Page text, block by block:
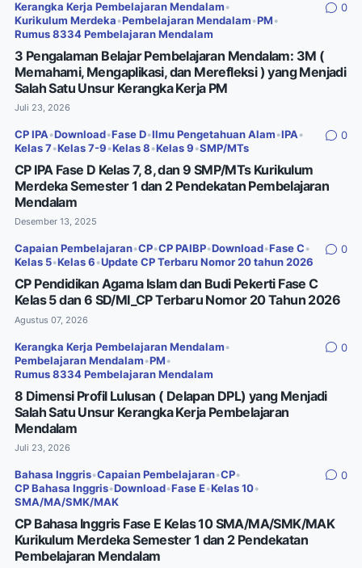
Kerangka Kerja Pembelajaran Mendalam •
Kurikulum Merdeka •Pembelajaran Mendalam •PM •
Rumus 8334 Pembelajaran Mendalam
0
3 Pengalaman Belajar Pembelajaran Mendalam: 3M (
Memahami, Mengaplikasi, dan Merefleksi ) yang Menjadi
Salah Satu Unsur Kerangka Kerja PM
Juli 23, 2026
CP IPA•Download•Fase D•Ilmu Pengetahuan Alam •IPA•
Kelas 7•Kelas 7-9 •Kelas 8 •Kelas 9 •SMP/MTs
0
CP IPA Fase D Kelas 7, 8, dan 9 SMP/MTs Kurikulum
Merdeka Semester 1 dan 2 Pendekatan Pembelajaran
Mendalam
Desember 13, 2025
Capaian Pembelajaran•CP•CP PAIBP•Download•Fase C •
Kelas 5•Kelas 6 •Update CP Terbaru Nomor 20 tahun 2026
0
CP Pendidikan Agama Islam dan Budi Pekerti Fase C
Kelas 5 dan 6 SD/MI_CP Terbaru Nomor 20 Tahun 2026
Agustus 07, 2026
Kerangka Kerja Pembelajaran Mendalam •
Pembelajaran Mendalam •PM •
Rumus 8334 Pembelajaran Mendalam
0
8 Dimensi Profil Lulusan ( Delapan DPL) yang Menjadi
Salah Satu Unsur Kerangka Kerja Pembelajaran
Mendalam
Juli 23, 2026
Bahasa Inggris•Capaian Pembelajaran•CP•
CP Bahasa Inggris•Download•Fase E•Kelas 10•
SMA/MA/SMK/MAK
0
CP Bahasa Inggris Fase E Kelas 10 SMA/MA/SMK/MAK
Kurikulum Merdeka Semester 1 dan 2 Pendekatan
Pembelajaran Mendalam